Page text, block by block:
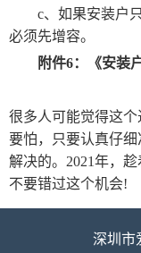
c、如果安装户
必须先增容。
附件6：《安装
很多人可能觉得这
要怕，只要认真仔
解决的。2021年，
不要错过这个机会!
深圳市